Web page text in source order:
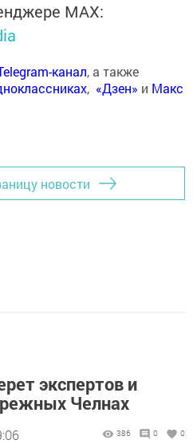
MАХ:
канал, а также
, «Дзен» и Макс
новости
экспертов и
Челнах
386 0 0